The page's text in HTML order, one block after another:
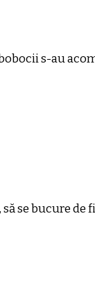
s-au
se bucure de